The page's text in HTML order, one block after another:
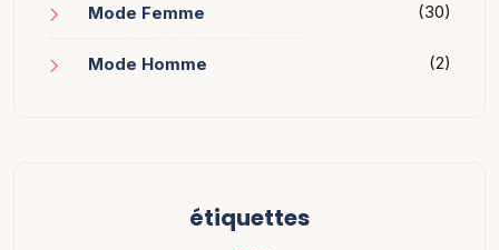
Mode Femme (30)
Mode Homme (2)
étiquettes